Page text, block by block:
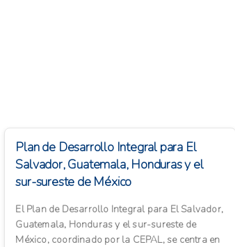
Plan de Desarrollo Integral para El
Salvador, Guatemala, Honduras y el
sur-sureste de México
El Plan de Desarrollo Integral para El Salvador,
Guatemala, Honduras y el sur-sureste de
México, coordinado por la CEPAL, se centra en